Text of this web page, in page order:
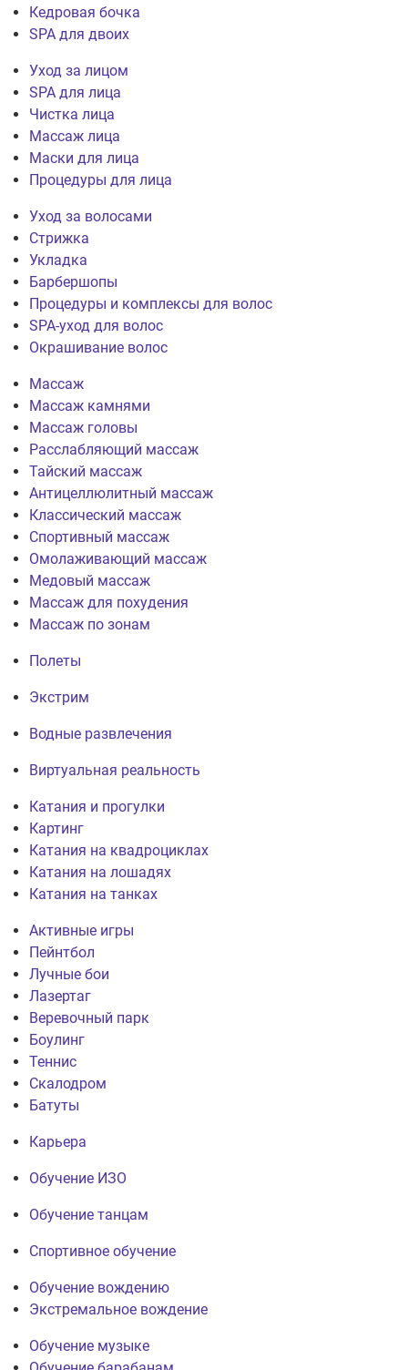
Кедровая бочка
SPA для двоих
Уход за лицом
SPA для лица
Чистка лица
Массаж лица
Маски для лица
Процедуры для лица
Уход за волосами
Стрижка
Укладка
Барбершопы
Процедуры и комплексы для волос
SPA-уход для волос
Окрашивание волос
Массаж
Массаж камнями
Массаж головы
Расслабляющий массаж
Тайский массаж
Антицеллюлитный массаж
Классический массаж
Спортивный массаж
Омолаживающий массаж
Медовый массаж
Массаж для похудения
Массаж по зонам
Полеты
Экстрим
Водные развлечения
Виртуальная реальность
Катания и прогулки
Картинг
Катания на квадроциклах
Катания на лошадях
Катания на танках
Активные игры
Пейнтбол
Лучные бои
Лазертаг
Веревочный парк
Боулинг
Теннис
Скалодром
Батуты
Карьера
Обучение ИЗО
Обучение танцам
Спортивное обучение
Обучение вождению
Экстремальное вождение
Обучение музыке